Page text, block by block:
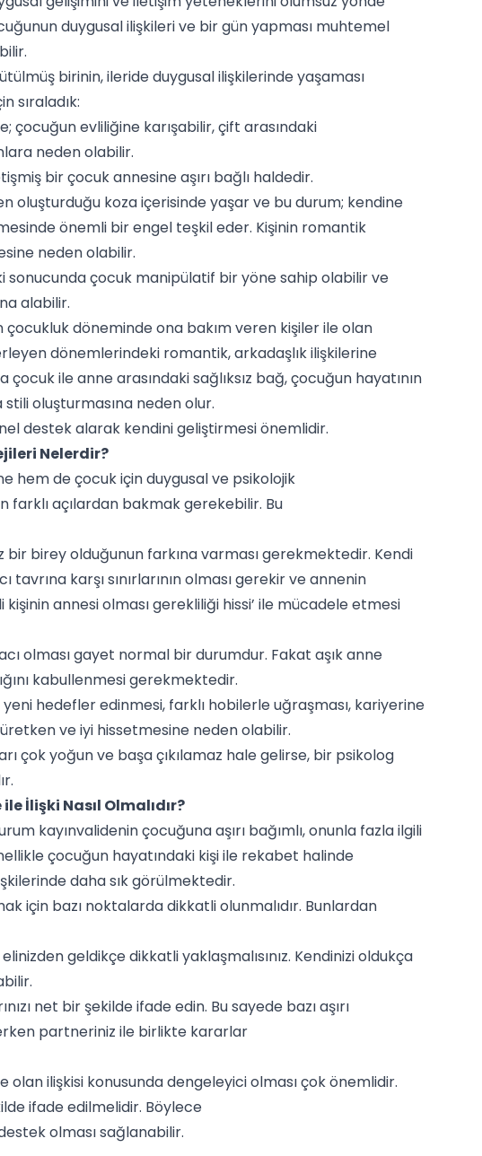
duygusal ilişkileri ve bir gün yapması muhtemel
birinin, ileride duygusal ilişkilerinde yaşaması
sıraladık:
çocuğun evliliğine karışabilir, çift arasındaki
neden olabilir.
bir çocuk annesine aşırı bağlı haldedir.
oluşturduğu koza içerisinde yaşar ve bu durum; kendine
önemli bir engel teşkil eder. Kişinin romantik
neden olabilir.
sonucunda çocuk manipülatif bir yöne sahip olabilir ve
alabilir.
çocukluk döneminde ona bakım veren kişiler ile olan
dönemlerindeki romantik, arkadaşlık ilişkilerine
ile anne arasındaki sağlıksız bağ, çocuğun hayatının
oluşturmasına neden olur.
destek alarak kendini geliştirmesi önemlidir.
Nelerdir?
hem de çocuk için duygusal ve psikolojik
açılardan bakmak gerekebilir. Bu
bir birey olduğunun farkına varması gerekmektedir. Kendi
tavrına karşı sınırlarının olması gerekir ve annenin
annesi olması gerekliliği hissi’ ile mücadele etmesi
olması gayet normal bir durumdur. Fakat aşık anne
kabullenmesi gerekmektedir.
hedefler edinmesi, farklı hobilerle uğraşması, kariyerine
ve iyi hissetmesine neden olabilir.
çok yoğun ve başa çıkılamaz hale gelirse, bir psikolog
İlişki Nasıl Olmalıdır?
kayınvalidenin çocuğuna aşırı bağımlı, onunla fazla ilgili
çocuğun hayatındaki kişi ile rekabet halinde
daha sık görülmektedir.
için bazı noktalarda dikkatli olunmalıdır. Bunlardan
geldikçe dikkatli yaklaşmalısınız. Kendinizi oldukça
net bir şekilde ifade edin. Bu sayede bazı aşırı
partneriniz ile birlikte kararlar
olan ilişkisi konusunda dengeleyici olması çok önemlidir.
ifade edilmelidir. Böylece
olması sağlanabilir.